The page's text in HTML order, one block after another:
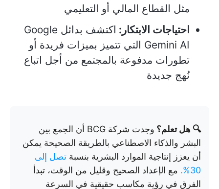
مثل القطاع المالي أو التعليمي
احتياجات الابتكار:
اكتشف بدائل Google
Gemini AI التي تتميز بميزات فريدة أو
تطورات مدفوعة بالمجتمع من أجل اتباع
نُهج جديدة
🔍 هل تعلم؟
وجدت شركة BCG أن الجمع بين
البشر والذكاء الاصطناعي بالطريقة الصحيحة يمكن
أن يعزز إنتاجية الموارد البشرية بنسبة تصل إلى
30%.
مع الإعداد الصحيح وقليل من الوقت، تبدأ
الفرق في رؤية مكاسب حقيقية في السرعة